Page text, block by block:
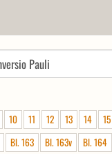
10 11 12 13 14
15
Bl. 163 Bl. 163v
Bl. 164